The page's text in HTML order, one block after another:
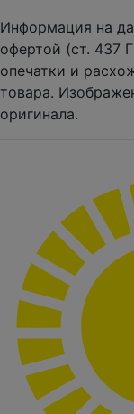
Информация на
офертой (ст. 437
опечатки и
товара.
оригинала.